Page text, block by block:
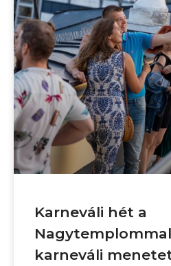
Karneváli hét a
Nagytemplommal
karneváli